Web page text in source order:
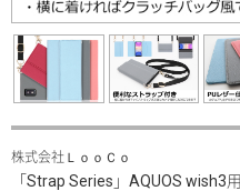
株式会社ＬｏｏＣｏ
「Strap Series」AQUOS wish3